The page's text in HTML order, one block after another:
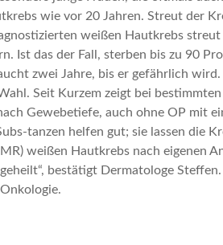
wie vor 20 Jahren. Streut der
weißen Hautkrebs streut
Ist das der Fall, sterben bis zu 90
zwei Jahre, bis er gefährlich
Seit Kurzem zeigt bei
Gewebetiefe, auch ohne OP mit
tanzen helfen gut; sie lassen die
weißen Hautkrebs nach eigenen
bestätigt Dermatologe